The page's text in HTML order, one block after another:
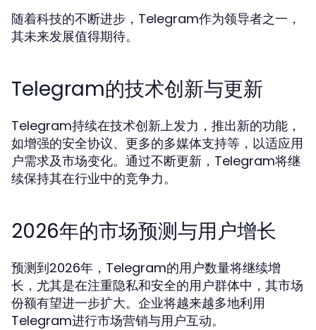
随着科技的不断进步，Telegram作为领导者之一，
其未来发展值得期待。
Telegram的技术创新与更新
Telegram持续在技术创新上发力，推出新的功能，
如增强的安全协议、更多的多媒体支持等，以适应用
户需求及市场变化。通过不断更新，Telegram将继
续保持其在行业中的竞争力。
2026年的市场预测与用户增长
预测到2026年，Telegram的用户数量将继续增
长，尤其是在注重隐私和安全的用户群体中，其市场
份额有望进一步扩大。企业将越来越多地利用
Telegram进行市场营销与用户互动。